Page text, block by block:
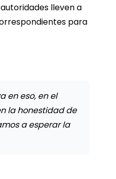
lleven a
para
en eso, en el
la honestidad de
a esperar la